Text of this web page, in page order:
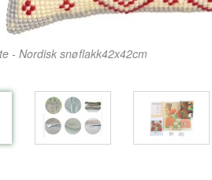
- Nordisk snøflakk42x42cm